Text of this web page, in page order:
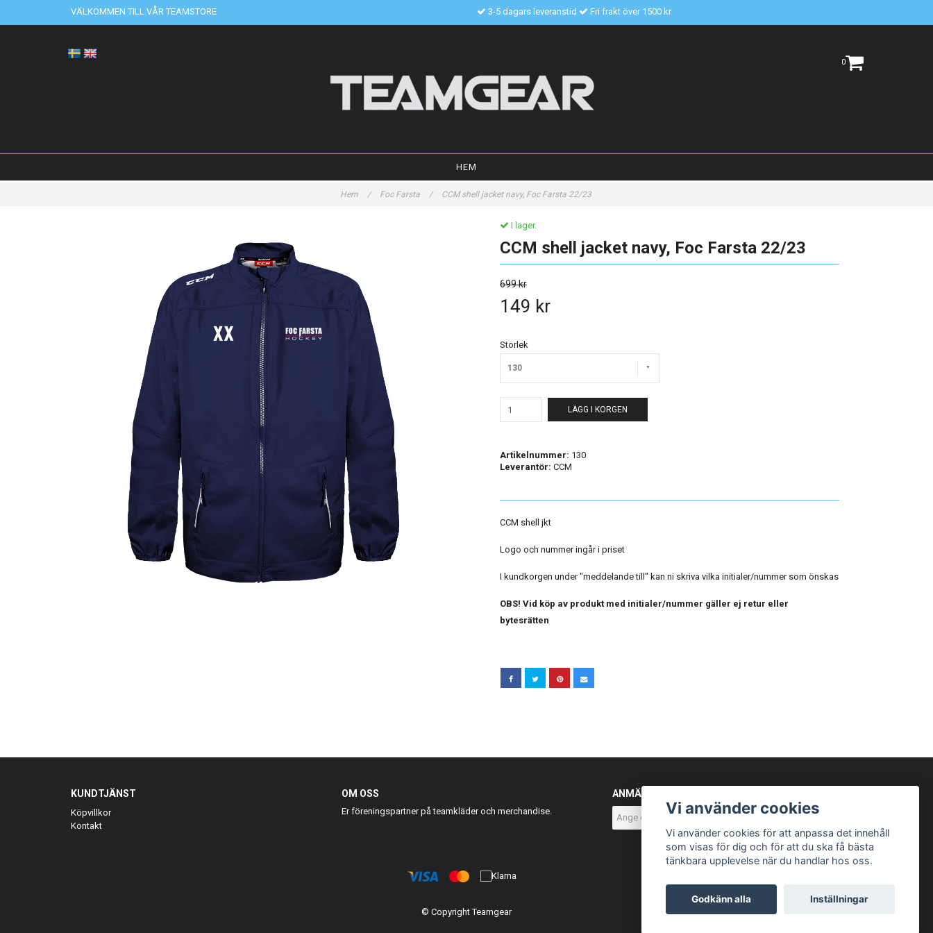
VÄLKOMMEN TILL VÅR TEAMSTORE 3-5 dagars leveranstid Fri frakt över 1500 kr
0
HEM
Hem / Foc Farsta / CCM shell jacket navy, Foc Farsta 22/23
I lager.
CCM shell jacket navy, Foc Farsta 22/23
699 kr
149 kr
Storlek
130
LÄGG I KORGEN
Artikelnummer: 130
Leverantör: CCM
CCM shell jkt
Logo och nummer ingår i priset
I kundkorgen under "meddelande till" kan ni skriva vilka initialer/nummer som önskas
OBS! Vid köp av produkt med initialer/nummer gäller ej retur eller
bytesrätten
KUNDTJÄNST
Köpvillkor
Kontakt
OM OSS
Er föreningspartner på teamkläder och merchandise.
ANMÄL DIG TILL VÅRT NYHETSBREV
Prenumerera
© Copyright Teamgear
Vi använder cookies
Vi använder cookies för att anpassa det innehåll
som visas för dig och för att du ska få bästa
tänkbara upplevelse när du handlar hos oss.
Godkänn alla Inställningar